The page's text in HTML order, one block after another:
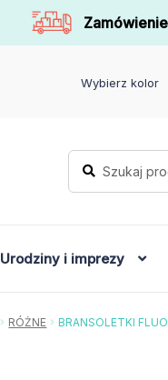
Wybierz kolor
Szukaj:
Szukaj
Urodziny i imprezy
RÓŻNE BRANSOLETKI